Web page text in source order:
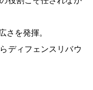
さを発揮。
ディフェンスリバウ